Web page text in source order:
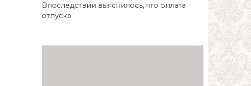
Впоследствии выяснилось, что оплата
отпуска